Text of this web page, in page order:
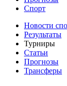
Спорт
Новости
Результаты
Турниры
Статьи
Прогнозы
Трансферы